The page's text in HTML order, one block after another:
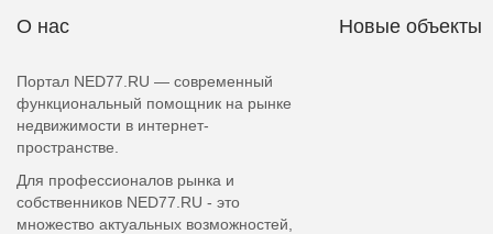
О нас
Портал NED77.RU — современный
функциональный помощник на рынке
недвижимости в интернет-
пространстве.
Для профессионалов рынка и
собственников NED77.RU - это
множество актуальных возможностей,
Новые объекты